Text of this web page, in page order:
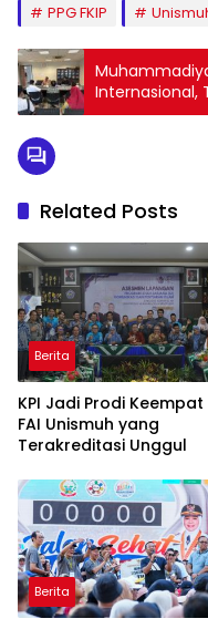
PPG FKIP
Internasional,
Dili
Related Posts
Berita
KPI Jadi Prodi Keempat
FAI Unismuh yang
Terakreditasi Unggul
Berita